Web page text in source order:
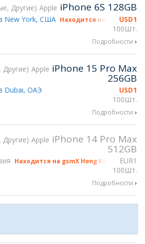
Другие Apple iPhone 6S 128GB
USD1
100Шт.
New York, США Находится на gsmX Hong
Подробности
Другие Apple iPhone 15 Pro Max
256GB
USD1
100Шт.
Dubai, ОАЭ
Подробности
Другие Apple iPhone 14 Pro Max
512GB
EUR1
100Шт.
Находится на gsmX Hong Kong 2026
Подробности